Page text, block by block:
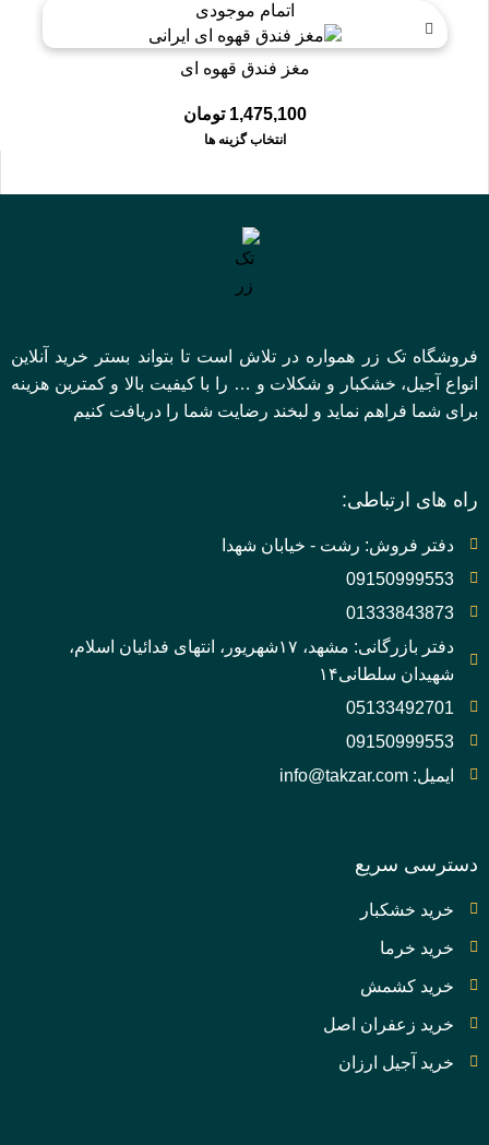
اتمام موجودی
مغز فندق قهوه ای
1,475,100 تومان
انتخاب گزینه ها
فروشگاه تک زر همواره در تلاش است تا بتواند بستر خرید آنلاین
انواع آجیل، خشکبار و شکلات و … را با کیفیت بالا و کمترین هزینه
برای شما فراهم نماید و لبخند رضایت شما را دریافت کنیم
راه های ارتباطی:
دفتر فروش: رشت - خیابان شهدا
09150999553
01333843873
دفتر بازرگانی: مشهد، ۱۷شهریور، انتهای فدائیان اسلام،
شهیدان سلطانی۱۴
05133492701
09150999553
ایمیل: info@takzar.com
دسترسی سریع
خرید خشکبار
خرید خرما
خرید کشمش
خرید زعفران اصل
خرید آجیل ارزان